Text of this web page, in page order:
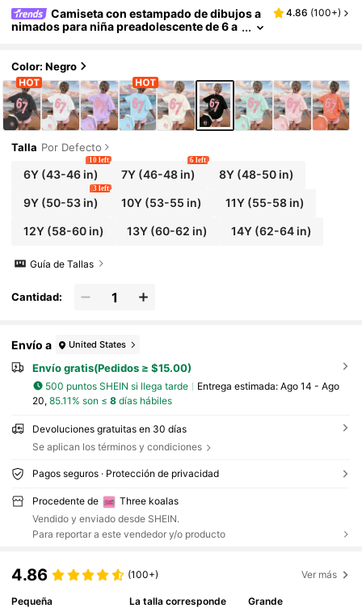
Camiseta con estampado de dibujos a
nimados para niña preadolescente de 6 a
4.86 (100+)
Color: Negro
Talla Por Defecto
6Y(43-46 in)
10 left
7Y (46-48 in)
6 left
8Y(48-50 in)
9Y(50-53 in)
3 left
10Y (53-55 in) 11Y(55-58 in)
12Y(58-60 in) 13Y (60-62 in) 14Y(62-64 in)
Guía de Tallas
Cantidad:
Envío a United States
Envío gratis(Pedidos ≥ $15.00)
500 puntos SHEIN si llega tarde Entrega estimada: Ago 14 - Ago
20, 85.11% son ≤ 8días hábiles
Devoluciones gratuitas en 30 días
Se aplican los términos y condiciones
Pagos seguros · Protección de privacidad
Procedente de
Three koalas
Vendido y enviado desde SHEIN.
Para reportar a este vendedor y/o producto
4.86 (100+) Ver más
Pequeña
La talla corresponde
Grande